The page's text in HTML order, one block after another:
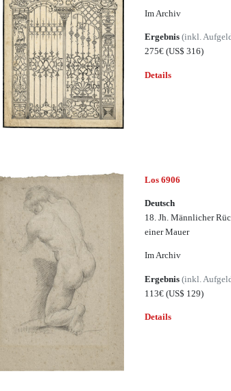
Im Archiv
Ergebnis(inkl.
275€(US$ 316)
Details
Los 6906
Deutsch
18. Jh. Männlicher
einer Mauer
Im Archiv
Ergebnis(inkl.
113€(US$ 129)
Details